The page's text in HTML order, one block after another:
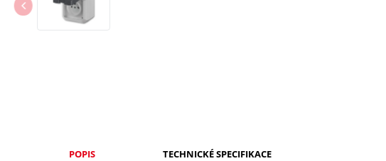
POPIS TECHNICKÉ SPECIFIKACE